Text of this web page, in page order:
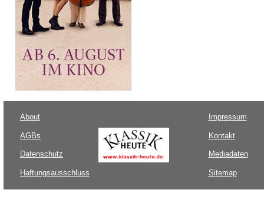
About
AGBs
Datenschutz
Haftungsausschluss
Impressum
Kontakt
Mediadaten
Sitemap